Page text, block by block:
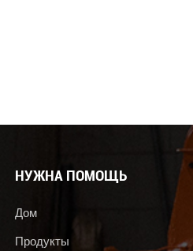
НУЖНА ПОМОЩЬ
Дом
Продукты